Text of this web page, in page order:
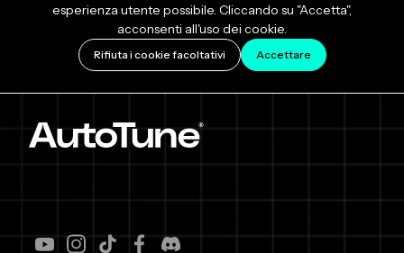
esperienza utente possibile. Cliccando su "Accetta",
acconsenti all'uso dei cookie.
Rifiuta i cookie facoltativi Accettare